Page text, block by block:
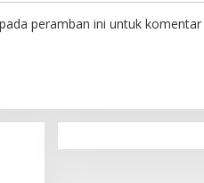
peramban ini untuk komentar